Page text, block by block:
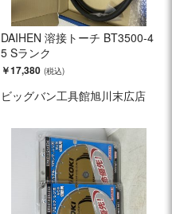
DAIHEN 溶接トーチ BT3500-4
5 Sランク
￥17,380
ビッグバン工具館旭川末広店